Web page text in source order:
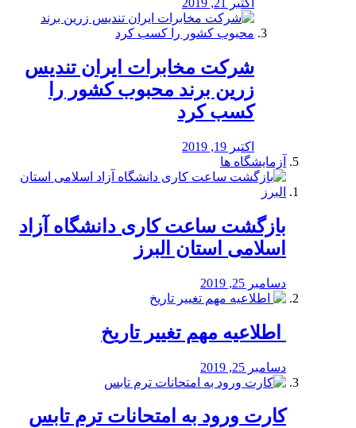
اکتبر 21, 2019
شرکت مخابرات ایران تندیس
زرین برند محبوب کشور را
کسب کرد
اکتبر 19, 2019
آزمایشگاه ها
بازگشت ساعت کاری دانشگاه آزاد
اسلامی استان البرز
دسامبر 25, 2019
️ اطلاعیه مهم تغییر تاریخ
دسامبر 25, 2019
کارت ورود به امتحانات ترم تابس